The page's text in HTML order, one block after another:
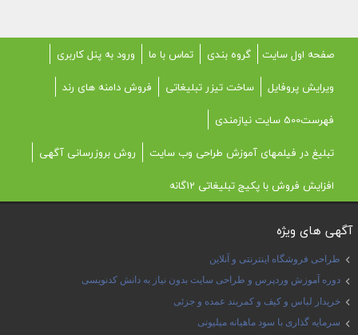
صفحه اول سایت گروه بندی تماس با ما
ورود به پنل کاربری
ویرایش پروفایل
ساخت تیزر تبلیغاتی
فروش دامنه های رند
فهرست500 سایت نیازمندی
تبلیغ در فیلمهای آموزش طراحی وب سایت
روش بروزرسانی آگهی
افزایش فروش با پکیج تبلیغاتی 12گانه
آگهی های ویژه
طراحی فروشگاه اینترنتی و آنلاین
دوره آموزش وردپرس و طراحی سایت بدون نیاز به دانش کدنویسی
خریدار لباس و کیف و کمربند عمده و جزئی
سرمایه گذاری با سود ماهیانه میلیونی